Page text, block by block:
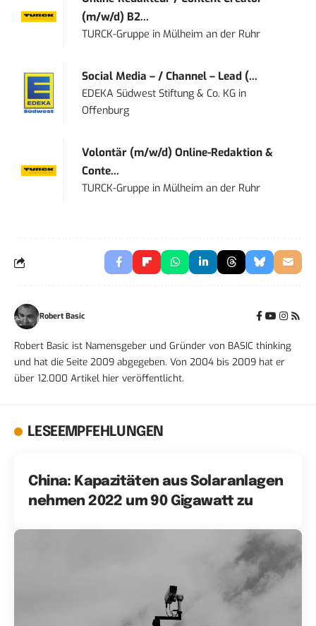
(m/w/d) B2...
TURCK-Gruppe inMülheim an der Ruhr
Social Media – / Channel – Lead (...
EDEKA Südwest Stiftung & Co. KG in
Offenburg
Volontär (m/w/d) Online-Redaktion &
Conte...
TURCK-Gruppe inMülheim an der Ruhr
Robert Basic
Robert Basic ist Namensgeber und Gründer von BASIC thinking
und hat die Seite 2009 abgegeben. Von 2004 bis 2009 hat er
über 12.000 Artikel hier veröffentlicht.
LESEEMPFEHLUNGEN
China: Kapazitäten aus Solaranlagen
nehmen 2022 um 90 Gigawatt zu